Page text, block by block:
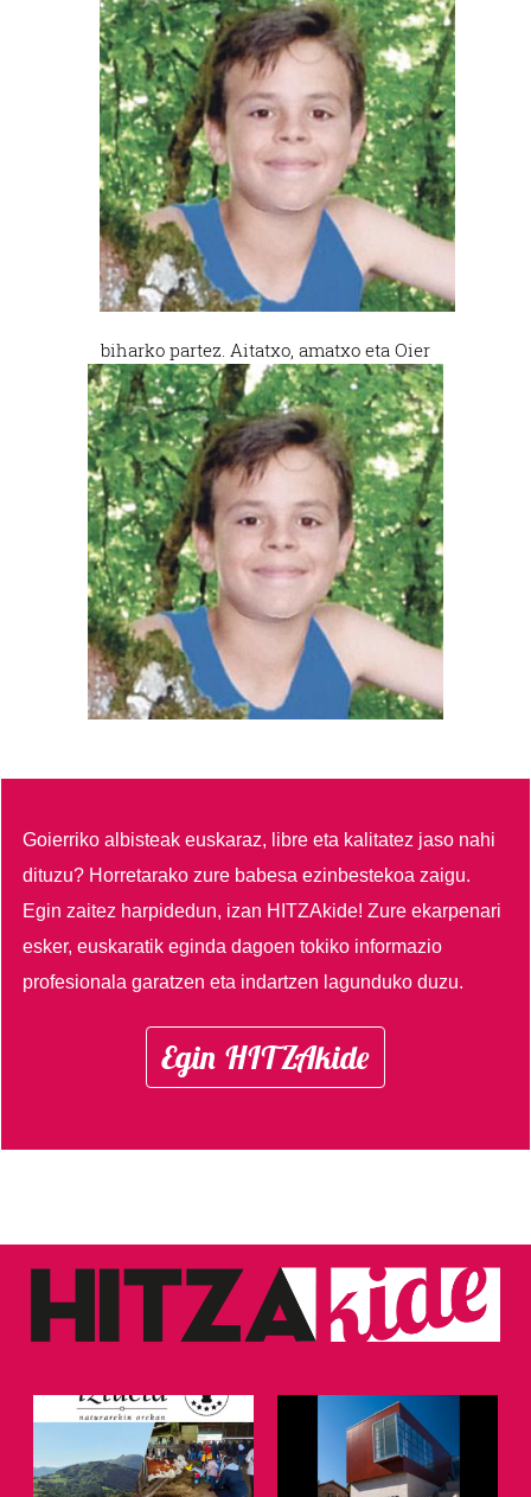
biharko partez. Aitatxo, amatxo eta Oier
Goierriko albisteak euskaraz, libre eta kalitatez jaso nahi
dituzu? Horretarako zure babesa ezinbestekoa zaigu.
Egin zaitez harpidedun, izan HITZAkide!Zure ekarpenari
esker, euskaratik eginda dagoen tokiko informazio
profesionala garatzen eta indartzen lagunduko duzu.
Egin HITZAkide